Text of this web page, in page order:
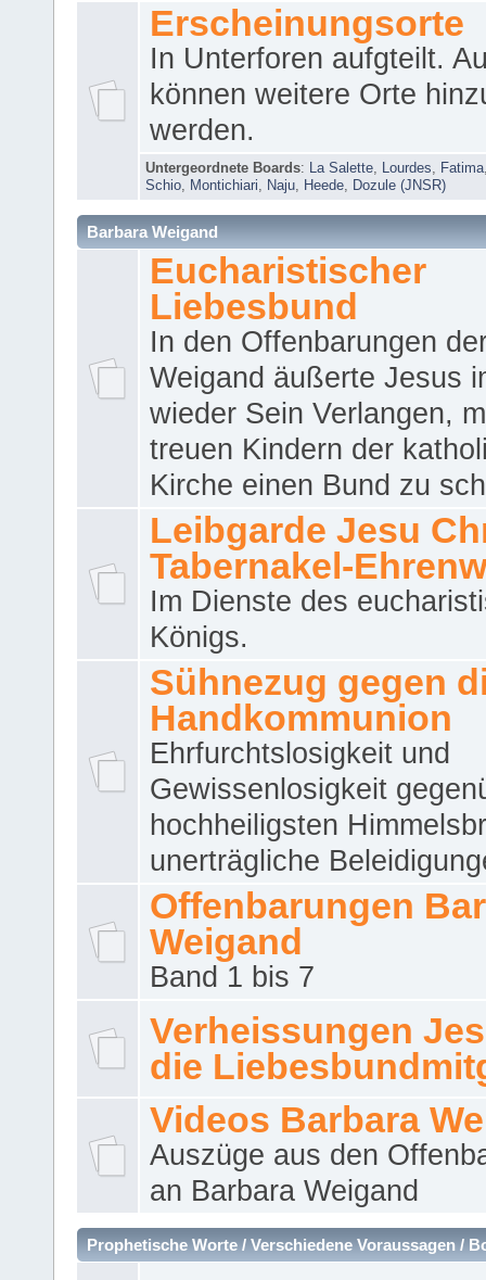
Erscheinungsorte
In Unterforen aufgteilt.
können weitere Orte
werden.
Untergeordnete Boards: La Salette Lourdes Fatima
Schio
Montichiari Naju Heede Dozule (JNSR)
Barbara Weigand
Eucharistischer
Liebesbund
In den Offenbarungen
Weigand äußerte Jesus
wieder Sein Verlangen,
treuen Kindern der
Kirche einen Bund zu
Leibgarde Jesu
Tabernakel-
Im Dienste des
Königs.
Sühnezug gegen
Handkommunion
Ehrfurchtslosigkeit und
Gewissenlosigkeit
hochheiligsten
unerträgliche
Offenbarungen
Weigand
Band 1 bis 7
Verheissungen
die
Videos Barbara
Auszüge aus den
an Barbara Weigand
Prophetische Worte / Verschiedene Voraussagen /